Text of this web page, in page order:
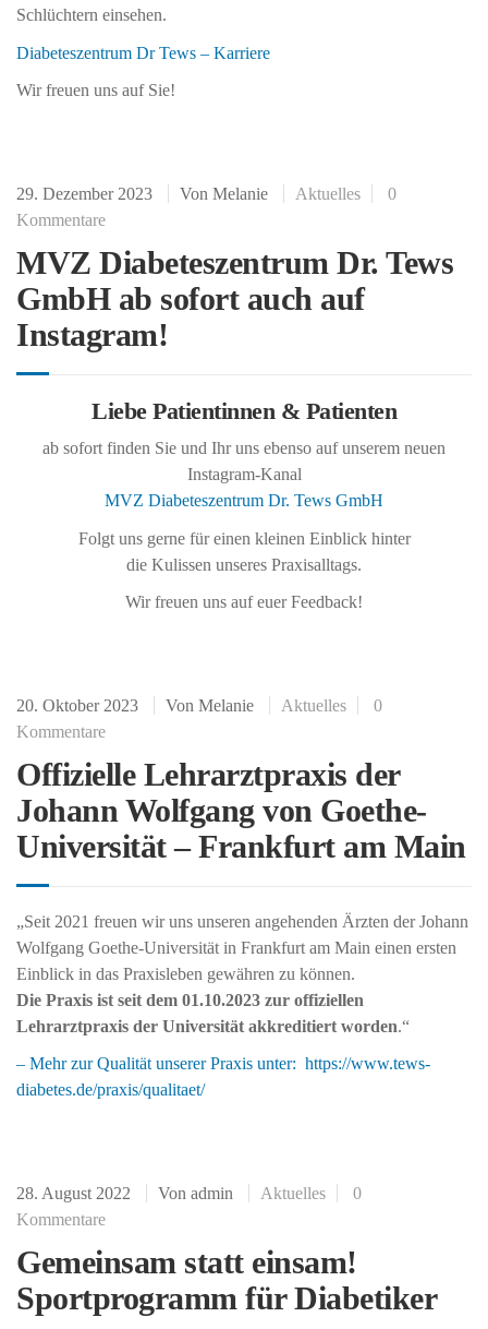
Schlüchtern einsehen.
Diabeteszentrum Dr Tews – Karriere
Wir freuen uns auf Sie!
29. Dezember 2023 Von Melanie Aktuelles
0
Kommentare
MVZ Diabeteszentrum Dr. Tews
GmbH ab sofort auch auf
Instagram!
Liebe Patientinnen & Patienten
ab sofort finden Sie und Ihr uns ebenso auf unserem neuen
Instagram-Kanal
MVZ Diabeteszentrum Dr. Tews GmbH
Folgt uns gerne für einen kleinen Einblick hinter
die Kulissen unseres Praxisalltags.
Wir freuen uns auf euer Feedback!
20. Oktober 2023 Von Melanie Aktuelles
0
Kommentare
Offizielle Lehrarztpraxis der
Johann Wolfgang von Goethe-
Universität – Frankfurt am Main
„Seit 2021 freuen wir uns unseren angehenden Ärzten der Johann
Wolfgang Goethe-Universität in Frankfurt am Main einen ersten
Einblick in das Praxisleben gewähren zu können.
Die Praxis ist seit dem 01.10.2023 zur offiziellen
Lehrarztpraxis der Universität akkreditiert worden.“
– Mehr zur Qualität unserer Praxis unter: https://www.tews-
diabetes.de/praxis/qualitaet/
28. August 2022 Von admin Aktuelles
0
Kommentare
Gemeinsam statt einsam!
Sportprogramm für Diabetiker